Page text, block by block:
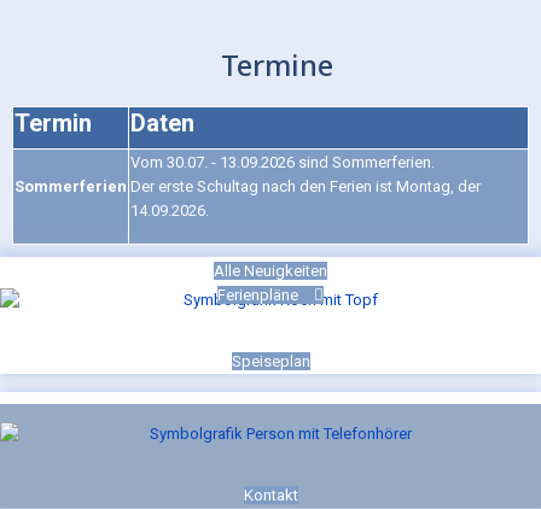
Termine
Termin Daten
Sommerferien
Vom 30.07. - 13.09.2026 sind Sommerferien.
Der erste Schultag nach den Ferien ist Montag, der
14.09.2026.
Speiseplan
Kontakt
Alle Neuigkeiten
Ferienpläne